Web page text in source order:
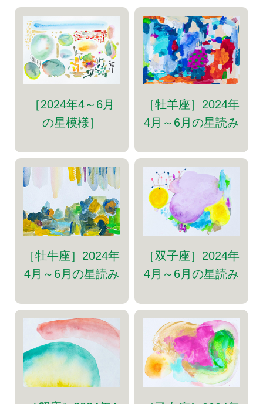
［2024年4～6月
の星模様］
［牡羊座］2024年
4月～6月の星読み
［牡牛座］2024年
4月～6月の星読み
［双子座］2024年
4月～6月の星読み